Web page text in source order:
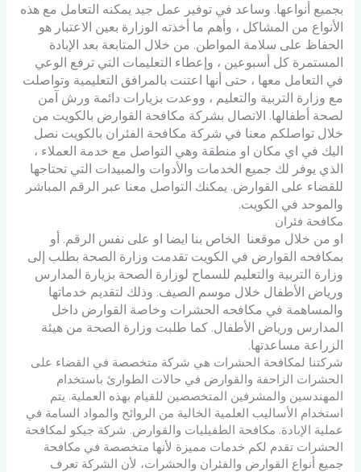
بجميع أنواعها. وساعد في توفير عمل جيد يمكنه التعامل مع هذه
الأنواع من المشاكل ، وأهم ما أخذته الوزارة بعين الاعتبار هو
الحفاظ على سلامة المواطن. من خلال المتابعة بعد الإبادة
المستمرة كل أسبوعين ، وإعطاء التعليمات التي ترفع الوعي
في التعامل معها ، حتى أنها اعتنت بالمرافق التعليمية وتواصلت
مع وزارة التربية والتعليم ، ووعدت بزيارات دائمة ورش آمن
لصحة أطفالها. الاتصال بشركة مكافحة القوارض بالكويت من
خلال تواصلكم معنا في شركة مكافحة الفئران بالكويت نصل
اليك في اي مكان او منطقة وهي التواصل مع خدمة العملاء ،
الذي يوفر لك جميع الخدمات والأدوات والمبيدات التي تحتاجها
للقضاء على القوارض. يمكنك التواصل معنا عبر الرقم المباشر
والموحد في الكويت.
مكافحة فئران
او من خلال موقعنا الخاص بنا ايضا او على نفس الرقم. أو
بمكافحه القوارض في الكويتتقدمت وزارة الصحة بطلب إلى
وزارة التربية والتعليم للسماح لوزارة الصحة بزيارة المدارس
ورياض الأطفال خلال موسم الصيف. وذلك لتقديم خدماتها
والمساهمة في مكافحه الحشرات وخاصة القوارض داخل
المدارس ورياض الأطفال. كما طلبت وزارة الصحة من هيئة
الزراعة مساعدتها.
شركتنا لمكافحة الحشرات هي شركة متخصصة في القضاء على
الحشرات الزاحفة والقوارض في حالات الطوارئ باستخدام
المهندسين والمشرفين المتخصصين للقيام بهذه العملية. يتم
استخدام الأساليب العلمية الخالية من الروائح والمواد السامة في
عملية الإبادة. مكافحة الطفيليات والقوارض. شركة جيكو لمكافحة
الحشرات تقدم لكم خدمات مميزة لأنها متخصصة في مكافحة
جميع أنواع القوارض والفئران والحشرات، لأن الشركة تعرف